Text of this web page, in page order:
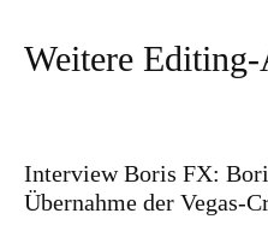
Weitere
Interview Boris FX:
Übernahme der Vegas-